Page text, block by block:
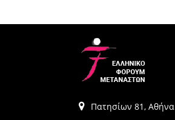
Πατησίων 81, Αθήνα